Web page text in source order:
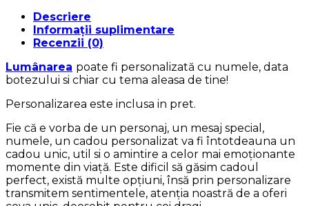
Descriere
Informații suplimentare
Recenzii (0)
Lumânarea poate fi personalizată cu numele, data
botezului si chiar cu tema aleasa de tine!
Personalizarea este inclusa in pret.
Fie că e vorba de un personaj, un mesaj special,
numele, un cadou personalizat va fi întotdeauna un
cadou unic, util si o amintire a celor mai emoționante
momente din viață. Este dificil să găsim cadoul
perfect, există multe opțiuni, însă prin personalizare
transmitem sentimentele, atenția noastră de a oferi